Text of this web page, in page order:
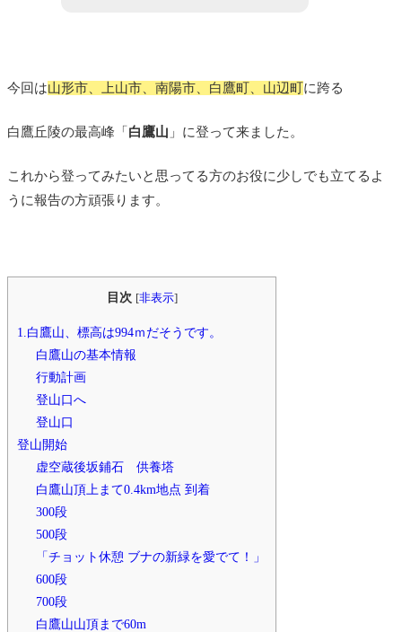
今回は山形市、上山市、南陽市、白鷹町、山辺町に跨る
白鷹丘陵の最高峰「 白鷹山 」に登って来ました。
これから登ってみたいと思ってる方のお役に少しでも立てるよ
うに報告の方頑張ります。
目次 [非表示]
1.白鷹山、標高は994ｍだそうです。
白鷹山の基本情報
行動計画
登山口へ
登山口
登山開始
虚空蔵後坂鋪石 供養塔
白鷹山頂上まて0.4km地点 到着
300段
500段
「チョット休憩 ブナの新緑を愛でて！」
600段
700段
白鷹山山頂まで60m